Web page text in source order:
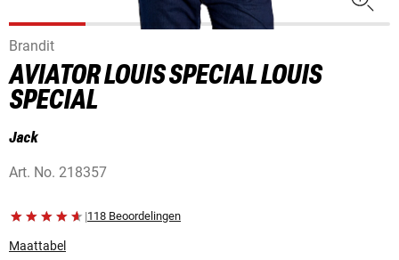
Brandit
AVIATOR LOUIS SPECIAL LOUIS
SPECIAL
Jack
Art. No. 218357
|118 Beoordelingen
Maattabel